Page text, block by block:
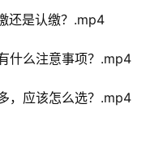
还是认缴？.mp4
什么注意事项？.mp4
，应该怎么选？.mp4